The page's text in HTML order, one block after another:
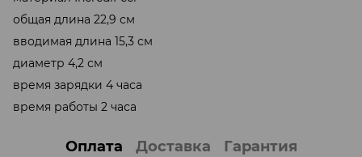
общая длина 22,9 см
вводимая длина 15,3 см
диаметр 4,2 см
время зарядки 4 часа
время работы 2 часа
Оплата Доставка Гарантия